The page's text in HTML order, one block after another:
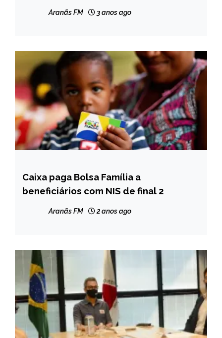
Aranãs FM 3 anos ago
BRASIL
NOTÍCIAS
Caixa paga Bolsa Família a
beneficiários com NIS de final 2
Aranãs FM 2 anos ago